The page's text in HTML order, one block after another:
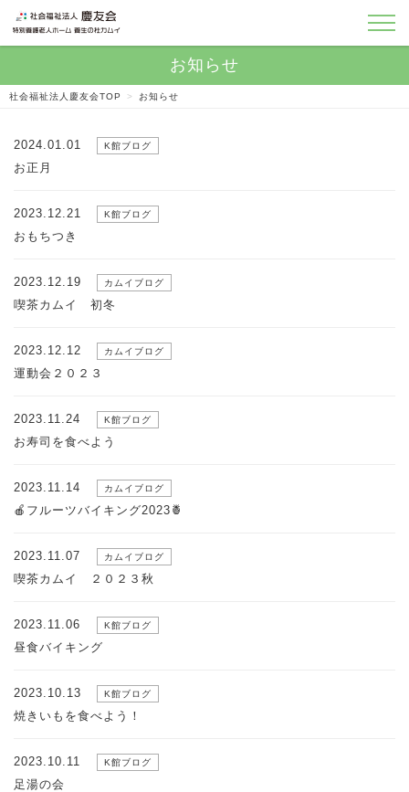
社会福祉法人慶友会TOP > お知らせ
2024.01.01 K館ブログ
お正月
2023.12.21 K館ブログ
おもちつき
2023.12.19 カムイブログ
喫茶カムイ 初冬
2023.12.12 カムイブログ
運動会２０２３
2023.11.24 K館ブログ
お寿司を食べよう
2023.11.14 カムイブログ
🍎フルーツバイキング2023🍍
2023.11.07 カムイブログ
喫茶カムイ ２０２３秋
2023.11.06 K館ブログ
昼食バイキング
2023.10.13 K館ブログ
焼きいもを食べよう！
2023.10.11 K館ブログ
足湯の会